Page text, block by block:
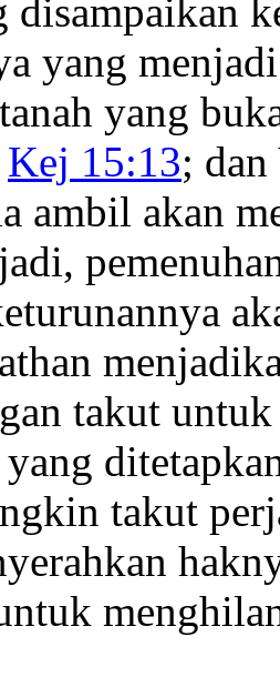
disampaikan
yang
yang
Kej 15:13;
ambil akan
takut
takut